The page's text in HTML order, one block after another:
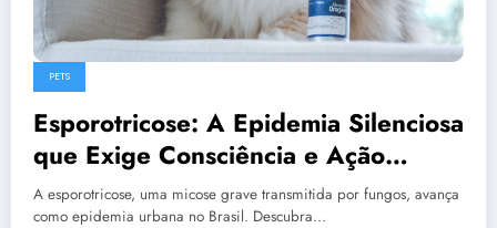
PETS
Esporotricose: A Epidemia Silenciosa
que Exige Consciência e Ação
Coletiva
A esporotricose, uma micose grave transmitida por fungos, avança
como epidemia urbana no Brasil. Descubra…